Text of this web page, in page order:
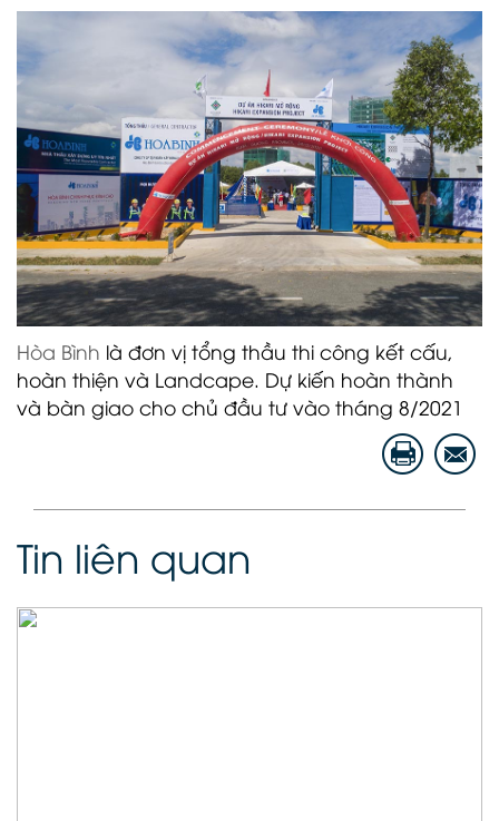
Hòa Bình là đơn vị tổng thầu thi công kết cấu,
hoàn thiện và Landcape. Dự kiến hoàn thành
và bàn giao cho chủ đầu tư vào tháng 8/2021
Tin liên quan